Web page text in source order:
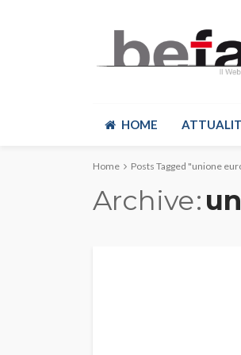
HOME
Home Posts Tagged "unione
Archive